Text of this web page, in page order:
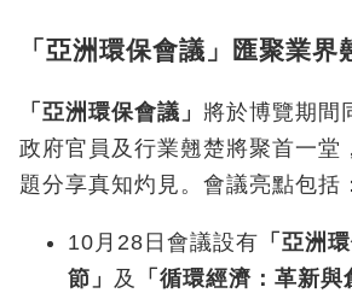
「亞洲環保會議」匯聚業界
「亞洲環保會議」 將於博覽期間
政府官員及行業翹楚將聚首一堂
題分享真知灼見。會議亮點包括：
10月28日會議設有 「亞洲
節」 及
「循環經濟：革新與